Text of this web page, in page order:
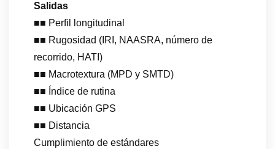
Salidas
■■ Perfil longitudinal
■■ Rugosidad (IRI, NAASRA, número de
recorrido, HATI)
■■ Macrotextura (MPD y SMTD)
■■ Índice de rutina
■■ Ubicación GPS
■■ Distancia
Cumplimiento de estándares